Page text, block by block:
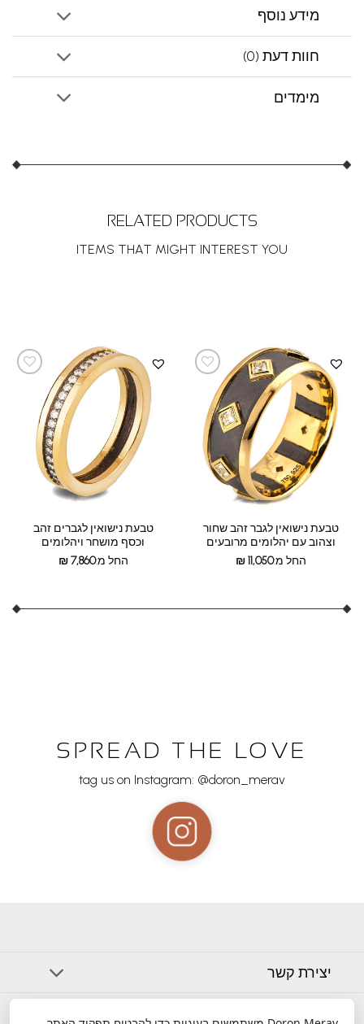
מידע נוסף
חוות דעת (0)
מימדים
RELATED PRODUCTS
ITEMS THAT MIGHT INTEREST YOU
טבעת נישואין לגבר זהב שחור
וצהוב עם יהלומים מרובעים
החל מ:
₪11,050
טבעת נישואין לגברים זהב
וכסף מושחר ויהלומים
החל מ:
₪7,860
SPREAD THE LOVE
tag us on Instagram: @doron_merav
יצירת קשר